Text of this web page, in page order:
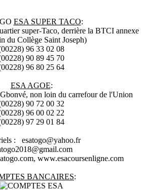
ESA SUPER TACO:
super-Taco, derrière la BTCI annexe
du Collège Saint Joseph)
96 33 02 08
90 89 45 70
96 80 25 64
ESA AGOE:
non loin du carrefour de l'Union
90 72 00 32
96 00 02 22
97 29 01 84
: esatogo@yahoo.fr
www.esacoursenligne.com
BANCAIRES: